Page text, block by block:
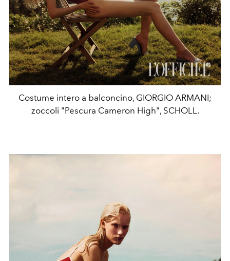
Costume intero a balconcino, GIORGIO ARMANI;
zoccoli "Pescura Cameron High", SCHOLL.